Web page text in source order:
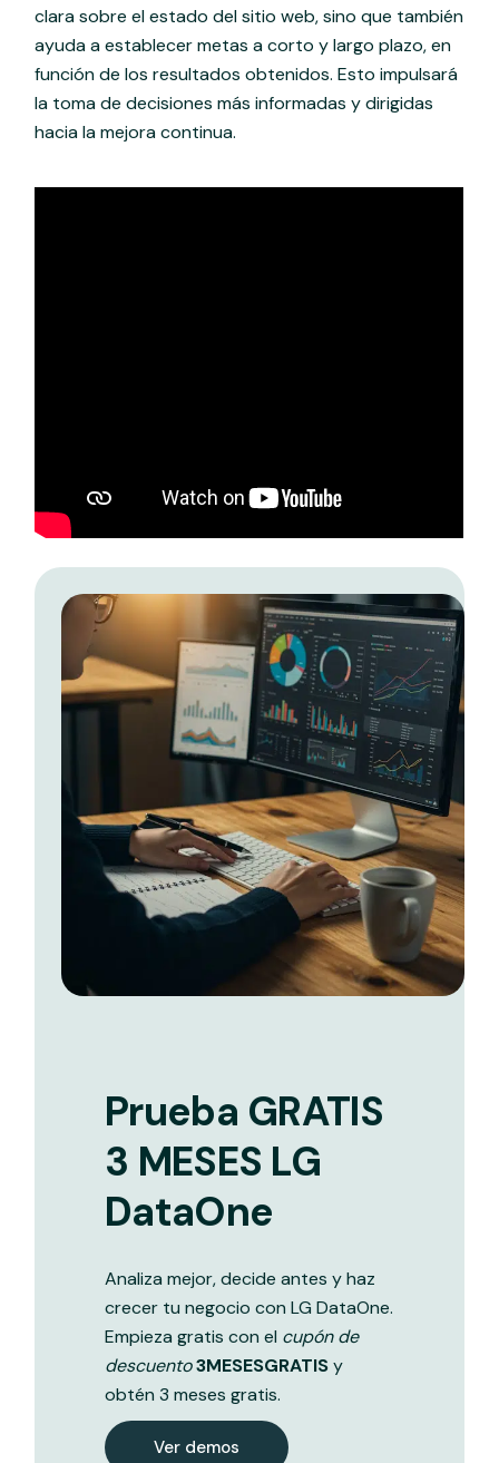
clara sobre el estado del sitio web, sino que también
ayuda a establecer metas a corto y largo plazo, en
función de los resultados obtenidos. Esto impulsará
la toma de decisiones más informadas y dirigidas
hacia la mejora continua.
Prueba GRATIS
3 MESES LG
DataOne
Analiza mejor, decide antes y haz
crecer tu negocio con LG DataOne.
Empieza gratis con el cupón de
descuento3MESESGRATISy
obtén 3 meses gratis.
Ver demos